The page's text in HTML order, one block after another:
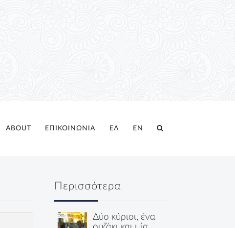
ABOUT ΕΠΙΚΟΙΝΩΝΙΑ ΕΛ EN
Περισσότερα
Δύο κύριοι, ένα